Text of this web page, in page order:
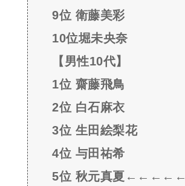
9位 衛藤美彩
10位堀未央奈
【男性10代】
1位 齋藤飛鳥
2位 白石麻衣
3位 生田絵梨花
4位 与田祐希
5位 秋元真夏←←←←←